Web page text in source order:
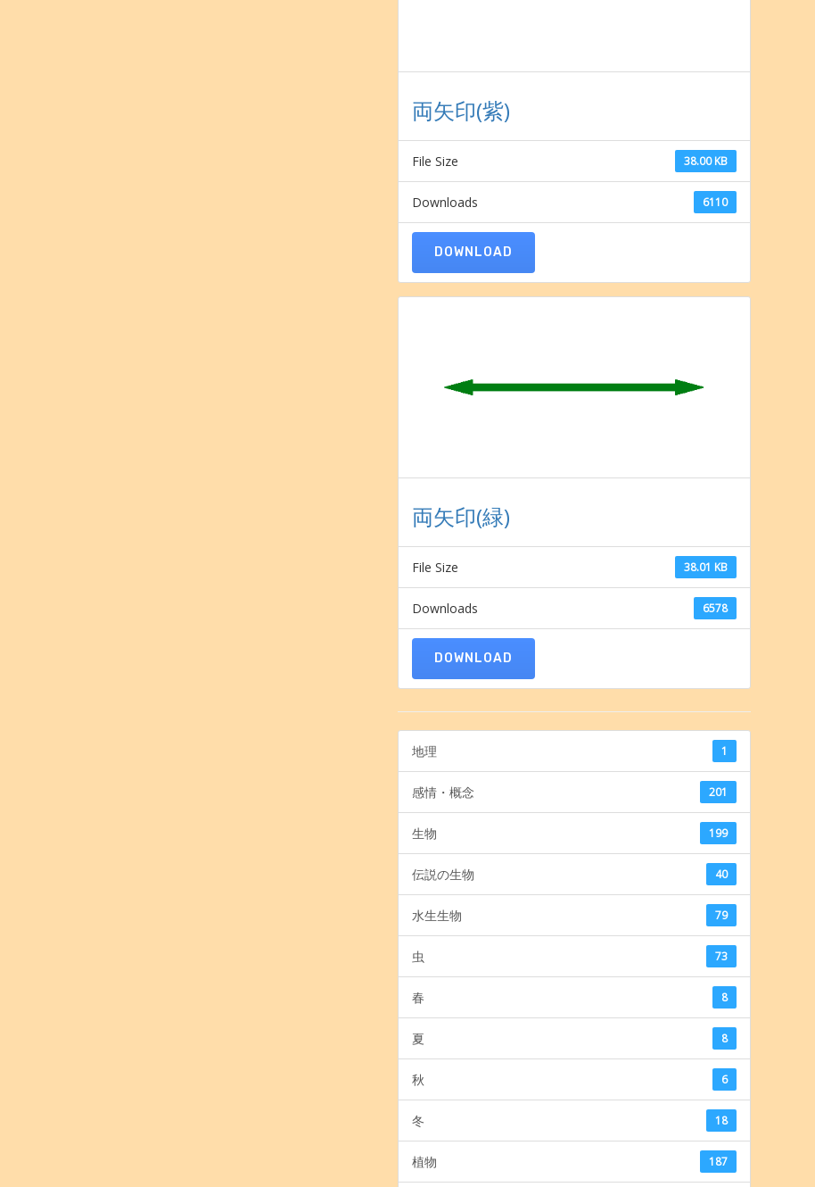
両矢印(紫)
File Size 38.00 KB
Downloads 6110
DOWNLOAD
両矢印(緑)
File Size 38.01 KB
Downloads 6578
DOWNLOAD
地理 1
感情・概念 201
生物 199
伝説の生物 40
水生生物 79
虫 73
春 8
夏 8
秋 6
冬 18
植物 187